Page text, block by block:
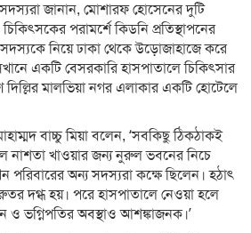
জানান, মোশারফ হোসেনের দুটি
পরামর্শে কিডনি প্রতিস্থাপনের
নিয়ে ঢাকা থেকে উড়োজাহাজে করে
একটি বেসরকারি হাসপাতালে চিকিৎসার
দিল্লির মালভিয়া নগর এলাকার একটি হোটেলে
বাচ্চু মিয়া বলেন, ‘সবকিছু ঠিকঠাকই
নাশতা খাওয়ার জন্য নুরুল ভবনের নিচে
পরিবারের অন্য সদস্যরা কক্ষে ছিলেন। হঠাৎ
দগ্ধ হয়। পরে হাসপাতালে নেওয়া হলে
ভগ্নিপতির অবস্থাও আশঙ্কাজনক।’